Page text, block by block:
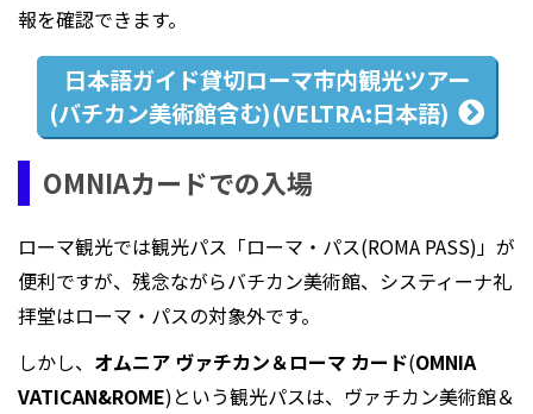
報を確認できます。
日本語ガイド貸切ローマ市内観光ツアー
(バチカン美術館含む)(VELTRA:日本語)
OMNIAカードでの入場
ローマ観光では観光パス「ローマ・パス(ROMA PASS)」が
便利ですが、残念ながらバチカン美術館、システィーナ礼
拝堂はローマ・パスの対象外です。
しかし、 オムニア ヴァチカン＆ローマ カード(OMNIA
VATICAN&ROME)という観光パスは、ヴァチカン美術館＆